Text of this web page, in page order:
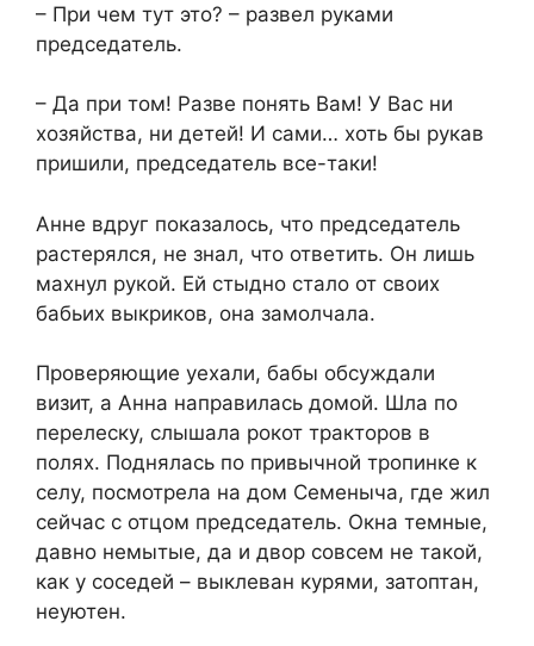
– При чем тут это? – развел руками
председатель.
– Да при том! Разве понять Вам! У Вас ни
хозяйства, ни детей! И сами… хоть бы рукав
пришили, председатель все-таки!
Анне вдруг показалось, что председатель
растерялся, не знал, что ответить. Он лишь
махнул рукой. Ей стыдно стало от своих
бабьих выкриков, она замолчала.
Проверяющие уехали, бабы обсуждали
визит, а Анна направилась домой. Шла по
перелеску, слышала рокот тракторов в
полях. Поднялась по привычной тропинке к
селу, посмотрела на дом Семеныча, где жил
сейчас с отцом председатель. Окна темные,
давно немытые, да и двор совсем не такой,
как у соседей – выклеван курями, затоптан,
неуютен.